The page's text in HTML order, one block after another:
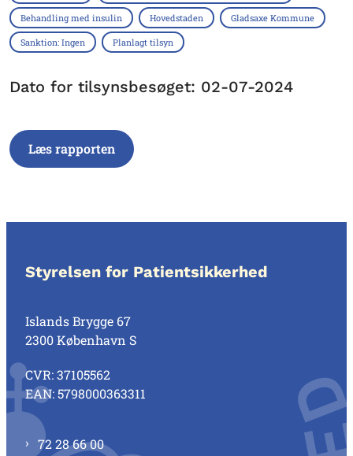
Behandling med insulin Hovedstaden Gladsaxe Kommune
Sanktion: Ingen Planlagt tilsyn
Dato for tilsynsbesøget: 02-07-2024
Læs rapporten
Styrelsen for Patientsikkerhed
Islands Brygge 67
2300 København S
CVR: 37105562
EAN: 5798000363311
72 28 66 00